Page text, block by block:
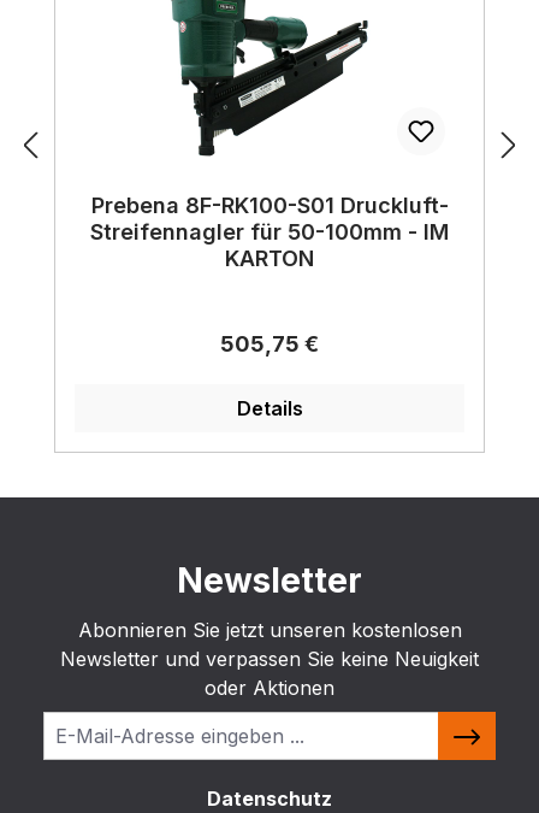
Prebena 8F-RK100-S01 Druckluft-
Streifennagler für 50-100mm - IM
KARTON
Regulärer Preis:
505,75 €
Details
Newsletter
Abonnieren Sie jetzt unseren kostenlosen
Newsletter und verpassen Sie keine Neuigkeit
oder Aktionen
Datenschutz